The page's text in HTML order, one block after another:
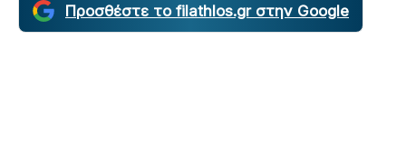
Προσθέστε το filathlos.gr στην Google